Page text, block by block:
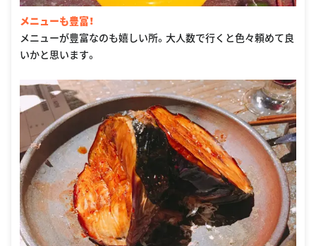
メニューも豊富！
メニューが豊富なのも嬉しい所。大人数で行くと色々頼めて良
いかと思います。